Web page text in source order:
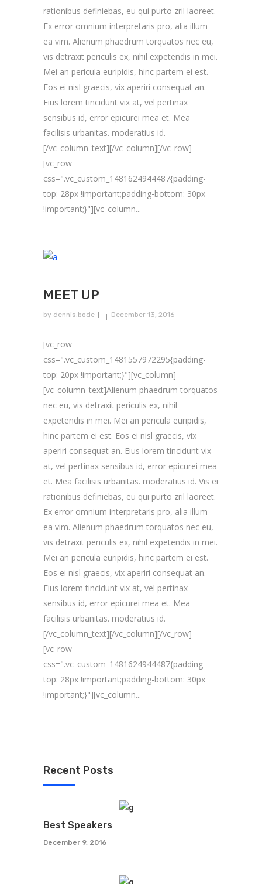
rationibus definiebas, eu qui purto zril laoreet.
Ex error omnium interpretaris pro, alia illum
ea vim. Alienum phaedrum torquatos nec eu,
vis detraxit periculis ex, nihil expetendis in mei.
Mei an pericula euripidis, hinc partem ei est.
Eos ei nisl graecis, vix aperiri consequat an.
Eius lorem tincidunt vix at, vel pertinax
sensibus id, error epicurei mea et. Mea
facilisis urbanitas. moderatius id.
[/vc_column_text][/vc_column][/vc_row]
[vc_row
css=".vc_custom_1481624944487{padding-
top: 28px !important;padding-bottom: 30px
!important;}"][vc_column...
MEET UP
by dennis.bode December 13, 2016
[vc_row
css=".vc_custom_1481557972295{padding-
top: 20px !important;}"][vc_column]
[vc_column_text]Alienum phaedrum torquatos
nec eu, vis detraxit periculis ex, nihil
expetendis in mei. Mei an pericula euripidis,
hinc partem ei est. Eos ei nisl graecis, vix
aperiri consequat an. Eius lorem tincidunt vix
at, vel pertinax sensibus id, error epicurei mea
et. Mea facilisis urbanitas. moderatius id. Vis ei
rationibus definiebas, eu qui purto zril laoreet.
Ex error omnium interpretaris pro, alia illum
ea vim. Alienum phaedrum torquatos nec eu,
vis detraxit periculis ex, nihil expetendis in mei.
Mei an pericula euripidis, hinc partem ei est.
Eos ei nisl graecis, vix aperiri consequat an.
Eius lorem tincidunt vix at, vel pertinax
sensibus id, error epicurei mea et. Mea
facilisis urbanitas. moderatius id.
[/vc_column_text][/vc_column][/vc_row]
[vc_row
css=".vc_custom_1481624944487{padding-
top: 28px !important;padding-bottom: 30px
!important;}"][vc_column...
Recent Posts
Best Speakers
December 9, 2016